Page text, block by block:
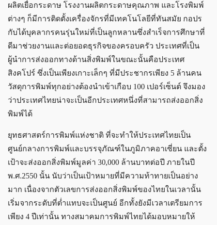
ผลิตเยื่อกระดาษ โรงงานผลิตกระดาษคุณภาพ และโรงพิมพ์
ต่างๆ ก็มีการติดตั้งเครื่องจักรที่มีเทคโนโลยีที่ทันสมัย กอปร
กับได้บุคลากรคนรุ่นใหม่ที่เป็นลูกหลานซึ่งสำเร็จการศึกษาที่
ดีมาช่วยงานและต่อยอดธุรกิจของครอบครัว ประเทศที่เป็น
ผู้นำการส่งออกทางด้านสิ่งพิมพ์ในขณะนั้นคือประเทศ
สิงคโปร์ ซึ่งเป็นเพียงเกาะเล็กๆ ที่มีประชากรเพียง 5 ล้านคน
วัสดุการพิมพ์ทุกอย่างต้องนำเข้าเกือบ 100 เปอร์เซ็นต์ จึงมอง
ว่าประเทศไทยน่าจะเป็นอีกประเทศหนึ่งที่สามารถส่งออกสิ่ง
พิมพ์ได้
ยุทธศาสตร์การพิมพ์แห่งชาติ ที่จะทำให้ประเทศไทยเป็น
ศูนย์กลางการพิมพ์และบรรจุภัณฑ์ในภูมิภาคอาเซี่ยน และตั้ง
เป้าจะส่งออกสิ่งพิมพ์มูลค่า 30,000 ล้านบาทต่อปี ภายในปี
พ.ศ.2550 นั้น นับว่าเป็นเป้าหมายที่มีความท้าทายเป็นอย่าง
มาก เนื่องจากตัวเลขการส่งออกสิ่งพิมพ์ของไทยในเวลานั้น
เริ่มจากระดับที่ต่ำแทบจะเป็นศูนย์ อีกทั้งยังมีเวลาเตรียมการ
เพียง 4 ปีเท่านั้น ทางสมาคมการพิมพ์ไทยได้มอบหมายให้